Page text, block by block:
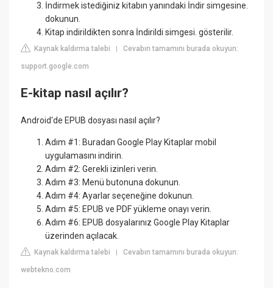
İndirmek istediğiniz kitabın yanındaki İndir simgesine.
dokunun.
Kitap indirildikten sonra İndirildi simgesi. gösterilir.
Kaynak kaldırma talebi |Cevabın tamamını burada okuyun:
support.google.com
E-kitap nasıl açılır?
Android'de EPUB dosyası nasıl açılır?
Adım #1: Buradan Google Play Kitaplar mobil
uygulamasını indirin.
Adım #2: Gerekli izinleri verin.
Adım #3: Menü butonuna dokunun.
Adım #4: Ayarlar seçeneğine dokunun.
Adım #5: EPUB ve PDF yükleme onayı verin.
Adım #6: EPUB dosyalarınız Google Play Kitaplar
üzerinden açılacak.
Kaynak kaldırma talebi |Cevabın tamamını burada okuyun:
webtekno.com